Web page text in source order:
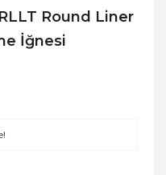
Round Liner
İğnesi